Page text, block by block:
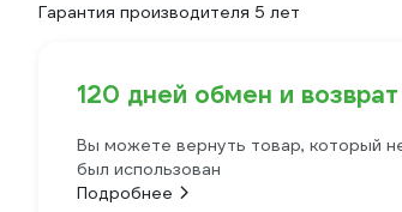
Гарантия производителя 5 лет
120 дней обмен и возврат
Вы можете вернуть товар, который
был использован
Подробнее